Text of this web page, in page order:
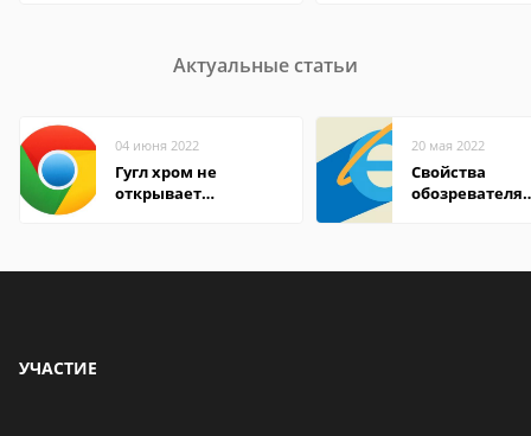
Актуальные статьи
04 июня 2022
Гугл хром не
открывает
20 мая 2022
Свойства
обозревателя
УЧАСТИЕ